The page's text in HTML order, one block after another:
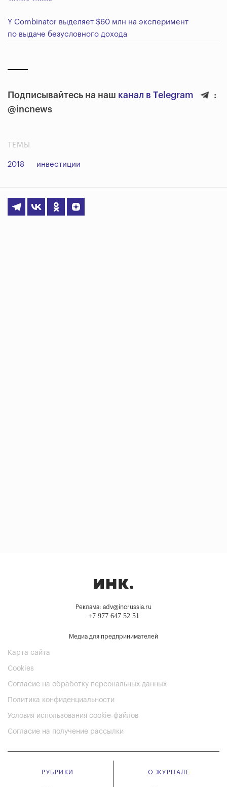
Y Combinator выделяет $60 млн на эксперимент
по выдаче безусловного дохода
Подписывайтесь на наш канал в Telegram
:
@incnews
ТЕМЫ
2018 инвестиции
Реклама: adv@incrussia.ru
+7 977 647 52 51
Медиа для предпринимателей
Карта сайта
Cookies
Согласие на обработку персональных данных
Политика конфиденциальности
Условия использования cookie-файлов
Согласие на получение рассылки
РУБРИКИ О ЖУРНАЛЕ